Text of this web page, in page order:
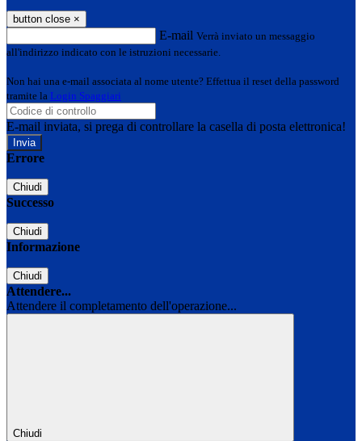
button close ×
E-mail Verrà inviato un messaggio
all'indirizzo indicato con le istruzioni necessarie.
Non hai una e-mail associata al nome utente? Effettua il reset della password
tramite la Login Spaggiari
E-mail inviata, si prega di controllare la casella di posta elettronica!
Errore
Chiudi
Successo
Chiudi
Informazione
Chiudi
Attendere...
Attendere il completamento dell'operazione...
Chiudi